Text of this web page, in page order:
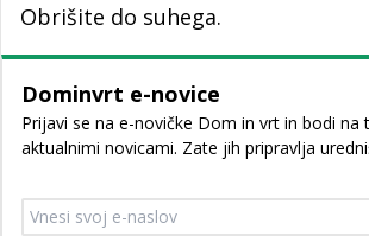
Obrišite do suhega.
Dominvrt e-novice
Prijavi se na e-novičke Dom in vrt in bodi na
aktualnimi novicami. Zate jih pripravlja